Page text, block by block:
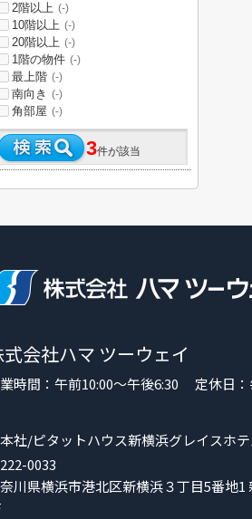
2階以上 (-)
10階以上 (-)
20階以上 (-)
1階の物件 (-)
最上階 (-)
南向き (-)
角部屋 (-)
3件が該当
会社ハマ ツーウェイ
時間：午前10:00～午後6:30 定休日：
社/ピタットハウス新横浜グレイスホ
0033
川県横浜市港北区新横浜３丁目5番地1